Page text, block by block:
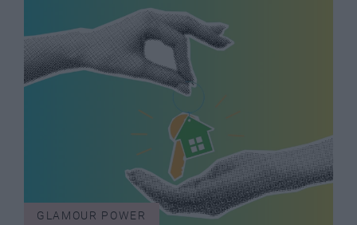
GLAMOUR POWER